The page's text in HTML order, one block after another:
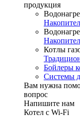
продукция
Котлы
Бойлеры
Системы
Вам нужна
вопрос
Напишите нам
Котел с Wi-Fi